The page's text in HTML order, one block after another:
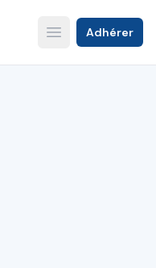
Open main menu
Adhérer